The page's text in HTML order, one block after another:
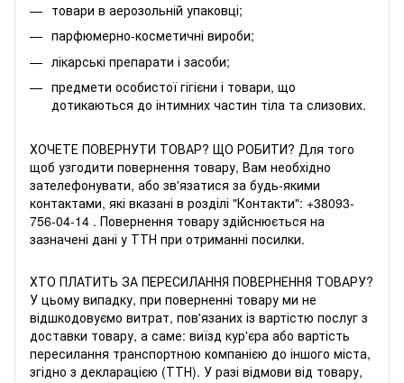
товари в аерозольній упаковці;
парфюмерно-косметичні вироби;
лікарські препарати і засоби;
предмети особистої гігієни і товари, що
дотикаються до інтимних частин тіла та слизових.
ХОЧЕТЕ ПОВЕРНУТИ ТОВАР? ЩО РОБИТИ? Для того
щоб узгодити повернення товару, Вам необхідно
зателефонувати, або зв'язатися за будь-якими
контактами, які вказані в розділі "Контакти": +38093-
756-04-14 . Повернення товару здійснюється на
зазначені дані у ТТН при отриманні посилки.
ХТО ПЛАТИТЬ ЗА ПЕРЕСИЛАННЯ ПОВЕРНЕННЯ ТОВАРУ?
У цьому випадку, при поверненні товару ми не
відшкодовуємо витрат, пов'язаних із вартістю послуг з
доставки товару, а саме: виїзд кур'єра або вартість
пересилання транспортною компанією до іншого міста,
згідно з декларацією (ТТН). У разі відмови від товару,